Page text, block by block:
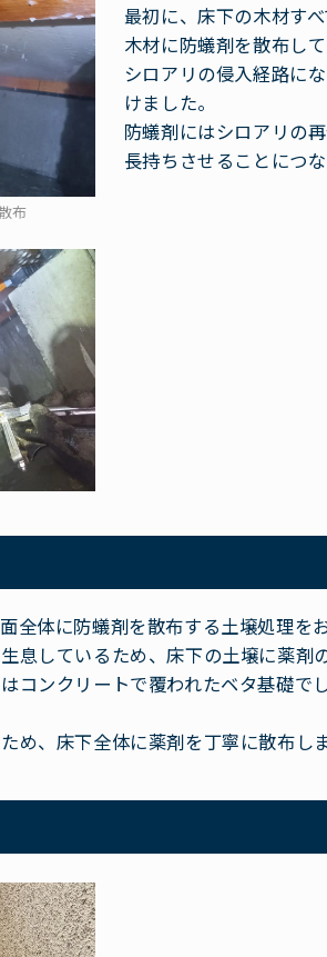
布
最初に、床下の木材す
木材に防蟻剤を散布し
シロアリの侵入経路に
けました。
防蟻剤にはシロアリの
長持ちさせることにつな
全体に防蟻剤を散布する土壌処理を
息しているため、床下の土壌に薬剤
コンクリートで覆われたベタ基礎
め、床下全体に薬剤を丁寧に散布し